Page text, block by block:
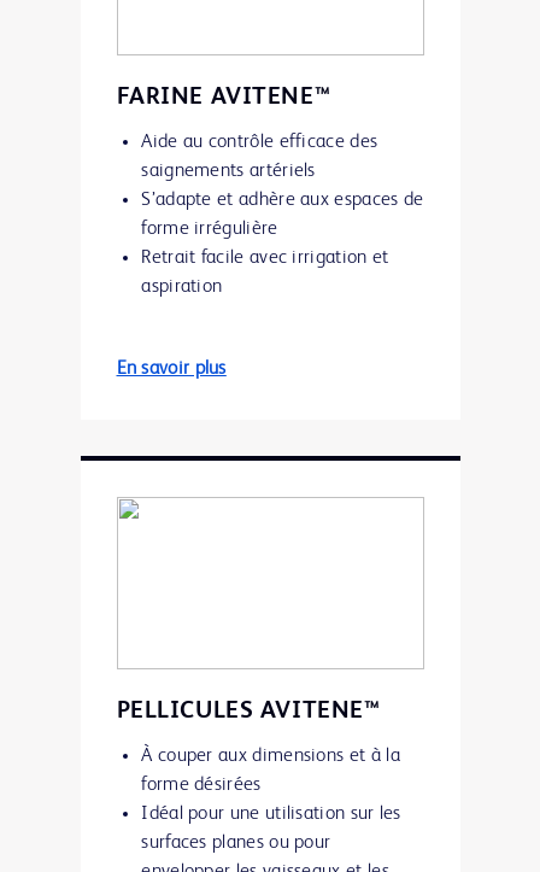
FARINE AVITENE™
Aide au contrôle efficace des
saignements artériels
S’adapte et adhère aux espaces de
forme irrégulière
Retrait facile avec irrigation et
aspiration
En savoir plus
PELLICULES AVITENE™
À couper aux dimensions et à la
forme désirées
Idéal pour une utilisation sur les
surfaces planes ou pour